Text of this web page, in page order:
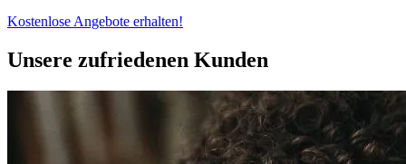
Kostenlose Angebote erhalten!
Unsere zufriedenen Kunden